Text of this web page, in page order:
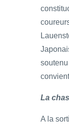
La
A la